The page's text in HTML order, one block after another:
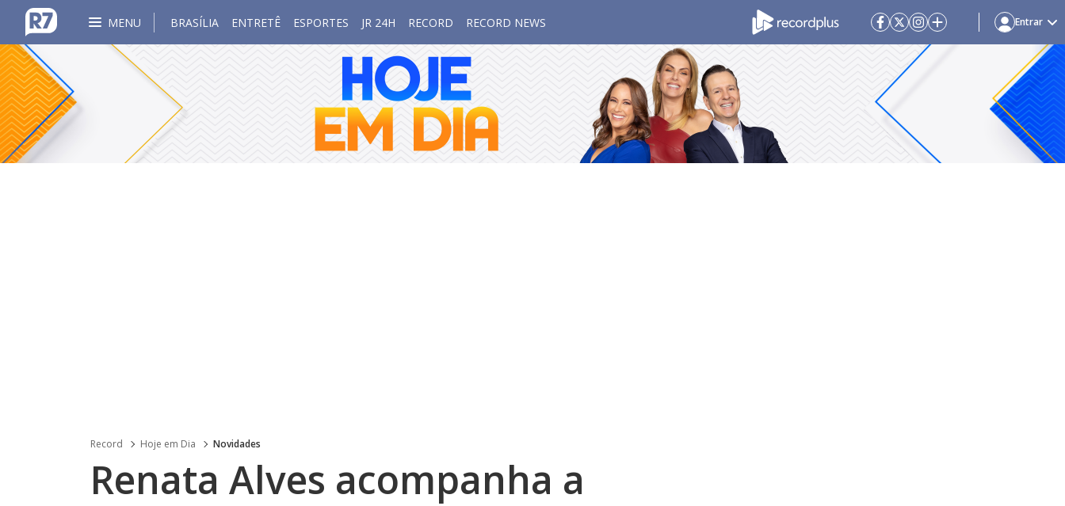
MENU BRASÍLIA ENTRETÊ ESPORTES JR 24H RECORD RECORD NEWS Entrar
Record Hoje em Dia Novidades
Renata Alves acompanha a